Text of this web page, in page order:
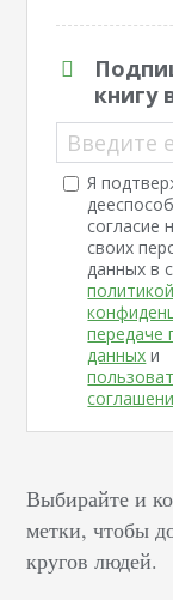
книгу
Введите
Я
согласие
своих
данных в
передаче
данных и
Выбирайте и
метки, чтобы
кругов людей.